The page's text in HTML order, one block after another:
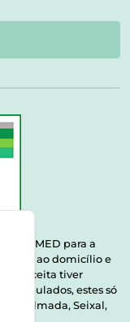
para a
ao domicílio e
receita tiver
estes só
Almada, Seixal,